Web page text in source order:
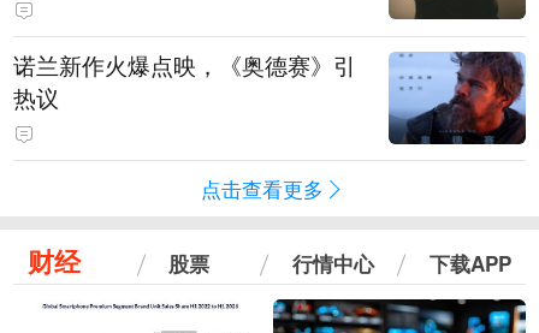
诺兰新作火爆点映，《奥德赛》引
热议
点击查看更多
财经 股票 行情中心 下载APP